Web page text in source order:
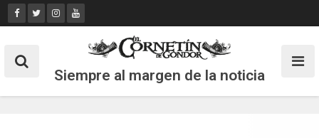
Skip
to
Siempre al margen de la noticia